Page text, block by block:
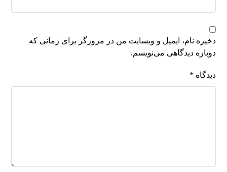
ذخیره نام، ایمیل و وبسایت من در مرورگر برای زمانی که
دوباره دیدگاهی می‌نویسم.
دیدگاه *